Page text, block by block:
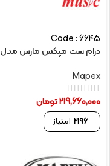
Code : 6645
درام ست مپکس مارس مدل MA529SFBAW
Mapex
219,660,000تومان
2196 امتیاز